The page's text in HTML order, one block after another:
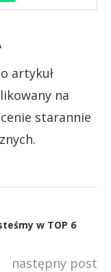
artykuł
na
starannie
w TOP 6
następny post